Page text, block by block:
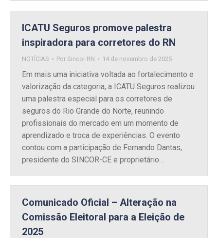
ICATU Seguros promove palestra
inspiradora para corretores do RN
NOTÍCIAS Por Sincor RN 14 de novembro de 2025
Em mais uma iniciativa voltada ao fortalecimento e
valorização da categoria, a ICATU Seguros realizou
uma palestra especial para os corretores de
seguros do Rio Grande do Norte, reunindo
profissionais do mercado em um momento de
aprendizado e troca de experiências. O evento
contou com a participação de Fernando Dantas,
presidente do SINCOR-CE e proprietário…
Comunicado Oficial – Alteração na
Comissão Eleitoral para a Eleição de
2025